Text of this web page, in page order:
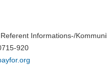
Informations-/
920